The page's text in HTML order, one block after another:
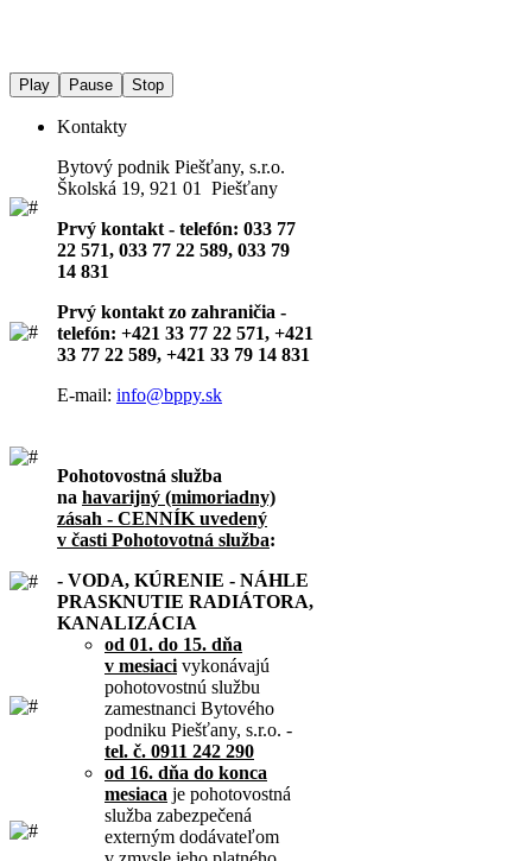
Play Pause Stop
Kontakty
Bytový podnik Piešťany, s.r.o.
Školská 19, 921 01 Piešťany
Prvý kontakt - telefón: 033 77
22 571, 033 77 22 589, 033 79
14 831
Prvý kontakt zo zahraničia -
telefón: +421 33 77 22 571, +421
33 77 22 589, +421 33 79 14 831
E-mail: info@bppy.sk
Pohotovostná služba
na havarijný (mimoriadny)
zásah - CENNÍK uvedený
v časti Pohotovotná služba:
- VODA, KÚRENIE - NÁHLE
PRASKNUTIE RADIÁTORA,
KANALIZÁCIA
od 01. do 15. dňa
v mesiaci vykonávajú
pohotovostnú službu
zamestnanci Bytového
podniku Piešťany, s.r.o. -
tel. č. 0911 242 290
od 16. dňa do konca
mesiaca je pohotovostná
služba zabezpečená
externým dodávateľom